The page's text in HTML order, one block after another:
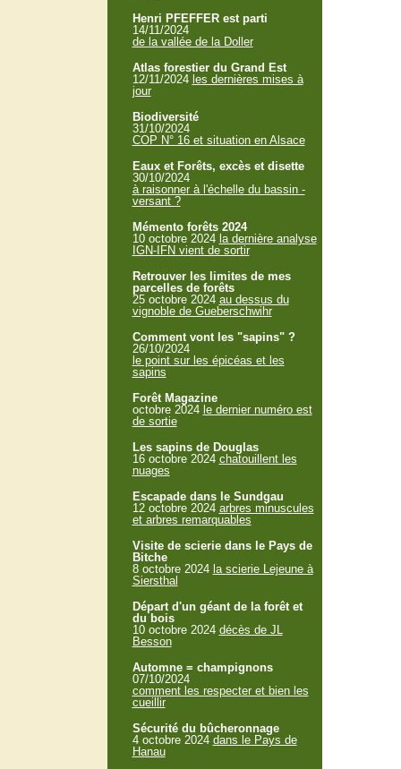
Henri PFEFFER est parti
14/11/2024
de la vallée de la Doller
Atlas forestier du Grand Est
12/11/2024 les dernières mises à
jour
Biodiversité
31/10/2024
COP N° 16 et situation en Alsace
Eaux et Forêts, excès et disette
30/10/2024
à raisonner à l'échelle du bassin -
versant ?
Mémento forêts 2024
10 octobre 2024 la dernière analyse
IGN-IFN vient de sortir
Retrouver les limites de mes
parcelles de forêts
25 octobre 2024 au dessus du
vignoble de Gueberschwihr
Comment vont les "sapins" ?
26/10/2024
le point sur les épicéas et les
sapins
Forêt Magazine
octobre 2024 le dernier numéro est
de sortie
Les sapins de Douglas
16 octobre 2024 chatouillent les
nuages
Escapade dans le Sundgau
12 octobre 2024 arbres minuscules
et arbres remarquables
Visite de scierie dans le Pays de
Bitche
8 octobre 2024 la scierie Lejeune à
Siersthal
Départ d'un géant de la forêt et
du bois
10 octobre 2024 décès de JL
Besson
Automne = champignons
07/10/2024
comment les respecter et bien les
cueillir
Sécurité du bûcheronnage
4 octobre 2024 dans le Pays de
Hanau